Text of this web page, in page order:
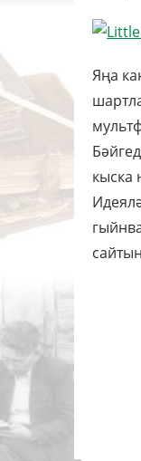
Яңа
кыска